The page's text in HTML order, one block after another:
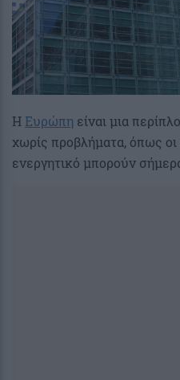
Η Ευρώπη είναι μια
χωρίς προβλήματα, όπως
ενεργητικό μπορούν